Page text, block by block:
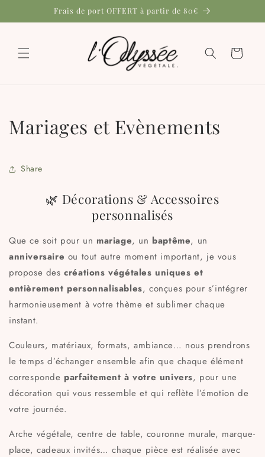
au
Frais de port OFFERT à partir de 80€
Panier
Mariages et Evènements
Share
🌿 Décorations & Accessoires
personnalisés
Que ce soit pour un mariage, un baptême, un
anniversaire ou tout autre moment important, je vous
propose descréations végétales uniques et
entièrement personnalisables, conçues pour s’intégrer
harmonieusement à votre thème et sublimer chaque
instant.
Couleurs, matériaux, formats, ambiance… nous prendrons
le temps d’échanger ensemble afin que chaque élément
corresponde parfaitement à votre univers, pour une
décoration qui vous ressemble et qui reflète l’émotion de
votre journée.
Arche végétale, centre de table, couronne murale, marque-
place, cadeaux invités… chaque pièce est réalisée avec